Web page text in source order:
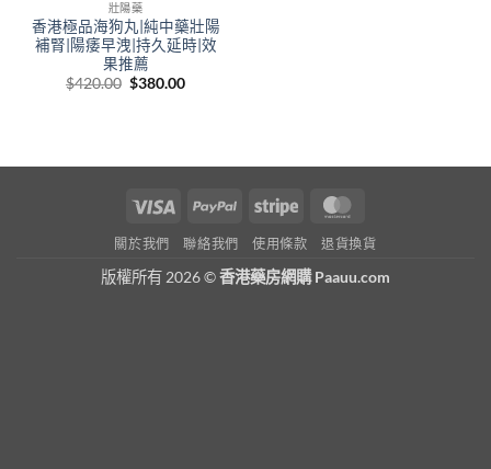
壯陽藥
香港極品海狗丸|純中藥壯陽
補腎|陽痿早洩|持久延時|效
果推薦
$420.00 Original
$380.00Current
Visa PayPal Stripe
關於我們 聯絡我們 使用條款 退貨換貨
版權所有 2026 ©香港藥房網購 Paauu.com